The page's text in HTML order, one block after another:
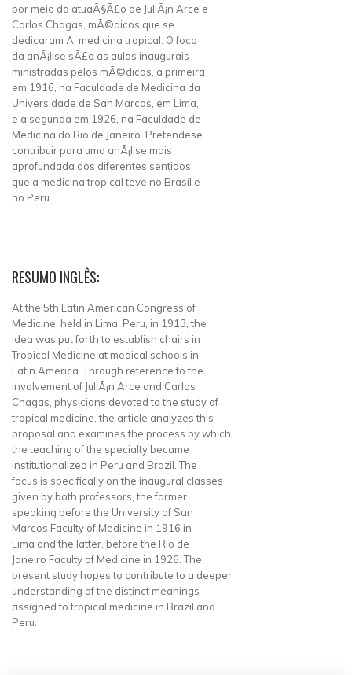
por meio da atuaÃ§Ã£o de JuliÃ¡n Arce e
Carlos Chagas, mÃ©dicos que se
dedicaram Ã medicina tropical. O foco
da anÃ¡lise sÃ£o as aulas inaugurais
ministradas pelos mÃ©dicos, a primeira
em 1916, na Faculdade de Medicina da
Universidade de San Marcos, em Lima,
e a segunda em 1926, na Faculdade de
Medicina do Rio de Janeiro. Pretendese
contribuir para uma anÃ¡lise mais
aprofundada dos diferentes sentidos
que a medicina tropical teve no Brasil e
no Peru.
RESUMO INGLÊS:
At the 5th Latin American Congress of
Medicine, held in Lima, Peru, in 1913, the
idea was put forth to establish chairs in
Tropical Medicine at medical schools in
Latin America. Through reference to the
involvement of JuliÃ¡n Arce and Carlos
Chagas, physicians devoted to the study of
tropical medicine, the article analyzes this
proposal and examines the process by which
the teaching of the specialty became
institutionalized in Peru and Brazil. The
focus is specifically on the inaugural classes
given by both professors, the former
speaking before the University of San
Marcos Faculty of Medicine in 1916 in
Lima and the latter, before the Rio de
Janeiro Faculty of Medicine in 1926. The
present study hopes to contribute to a deeper
understanding of the distinct meanings
assigned to tropical medicine in Brazil and
Peru.